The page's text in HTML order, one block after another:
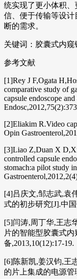
统实现了更小体积
信、便于传输等设
断的需求。
关键词：胶囊式内
参考文献
[1]Rey J F,Ogata
comparative study of
capsule endoscope
[2]Eliakim R.Video
Opin
[3]Liao Z,Duan X
controlled capsule
stomach:a pilot study
[4]吕庆文,邹志武,袁
式的初步研究[J].中国
[5]闫涛,周丁华,王志
片的智能型胶囊式
备,2013,10(12):17-19.
[6]陈新凯,姜汉钧,王
的片上集成的电源管